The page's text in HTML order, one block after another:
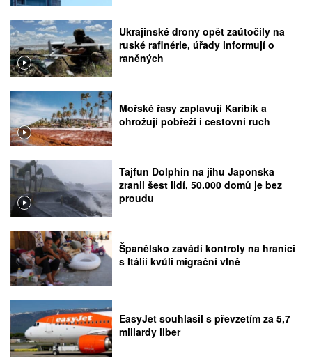
Ukrajinské drony opět zaútočily na
ruské rafinérie, úřady informují o
raněných
Mořské řasy zaplavují Karibik a
ohrožují pobřeží i cestovní ruch
Tajfun Dolphin na jihu Japonska
zranil šest lidí, 50.000 domů je bez
proudu
Španělsko zavádí kontroly na hranici
s Itálií kvůli migrační vlně
EasyJet souhlasil s převzetím za 5,7
miliardy liber